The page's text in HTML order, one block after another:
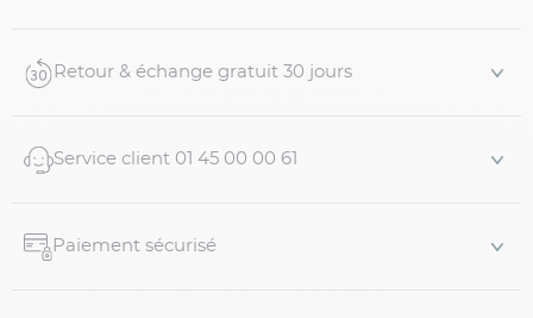
Retour & échange gratuit 30 jours
Service client 01 45 00 00 61
Paiement sécurisé